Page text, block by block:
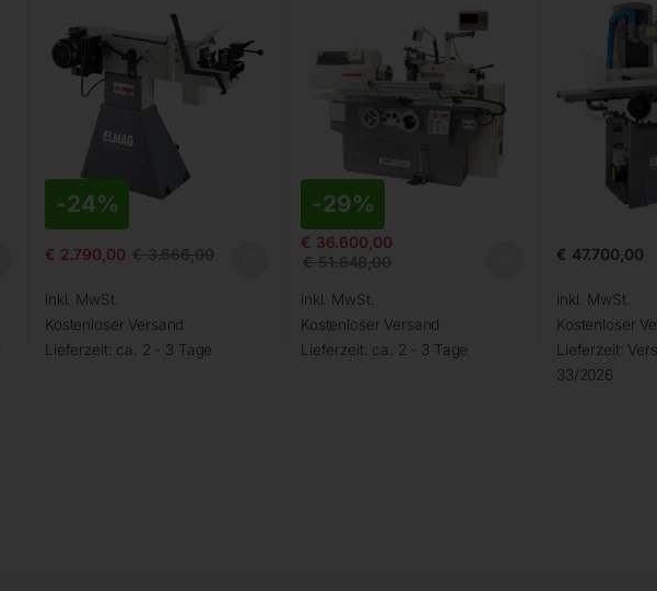
-24%
€ 2.790,00 €3.666,00
inkl. MwSt.
Kostenloser Versand
Lieferzeit: ca. 2 - 3 Tage
-29%
€ 36.600,00
€51.648,00
inkl. MwSt.
Kostenloser Versand
Lieferzeit: ca. 2 - 3 Tage
€ 47.700,00
inkl. MwSt.
Kostenloser
Lieferzeit:
33/2026